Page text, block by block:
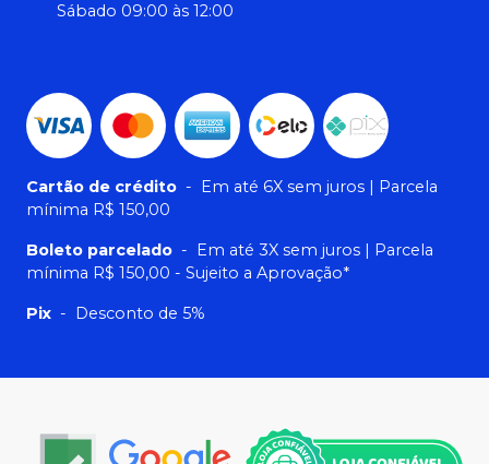
Sábado 09:00 às 12:00
Cartão de crédito - Em até 6X sem juros | Parcela
mínima R$ 150,00
Boleto parcelado - Em até 3X sem juros | Parcela
mínima R$ 150,00 - Sujeito a Aprovação*
Pix - Desconto de 5%